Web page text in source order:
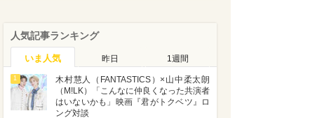
人気記事ランキング
いま人気 昨日 1週間
1
木村慧人（FANTASTICS）×山中柔太朗
（M!LK）「こんなに仲良くなった共演者
はいないかも」映画『君がトクベツ』ロ
ング対談